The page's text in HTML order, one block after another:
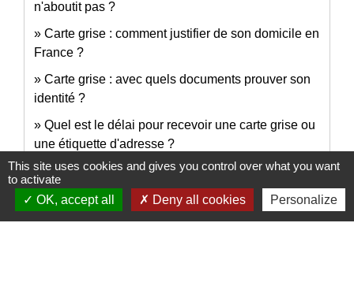
n'aboutit pas ?
Carte grise : comment justifier de son domicile en
France ?
Carte grise : avec quels documents prouver son
identité ?
Quel est le délai pour recevoir une carte grise ou
une étiquette d'adresse ?
Que faire si la carte grise comporte une erreur ?
This site uses cookies and gives you control over what you want
to activate
OK, accept all
Deny all cookies Personalize